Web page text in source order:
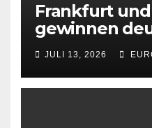
Frankfurt und
gewinnen
Attraktivität
Gründungen
JULI 13, 2026